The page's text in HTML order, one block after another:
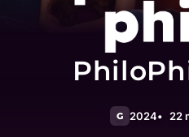
G 2024 22